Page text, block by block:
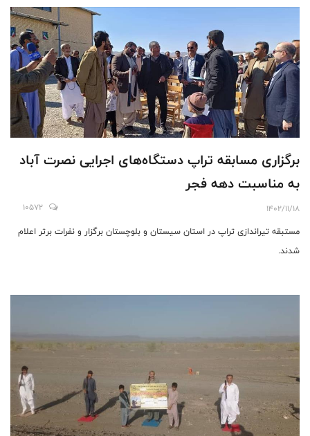
برگزاری مسابقه تراپ دستگاه‌های اجرایی نصرت آباد
به مناسبت دهه فجر
1402/11/18
10572
مستبقه تیراندازی تراپ در استان سیستان و بلوچستان برگزار و نفرات برتر اعلام
شدند.